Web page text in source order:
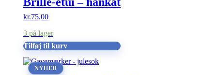
kr.75,00
3 på lager
Tilføj til kurv
NYHED